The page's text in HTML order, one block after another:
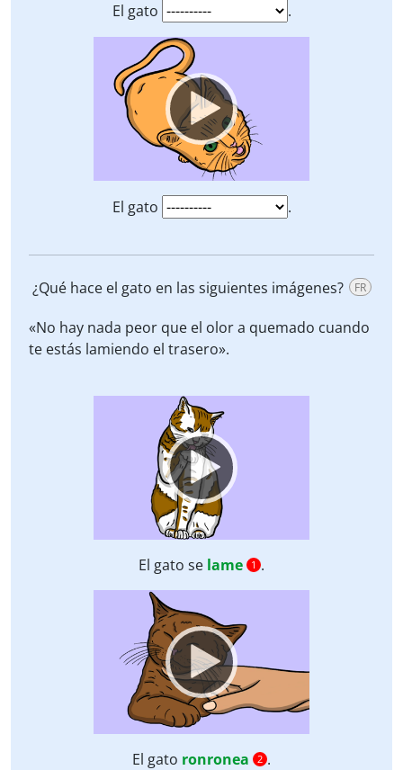
El gato
.
Player
El gato .
¿Qué hace el gato en las siguientes imágenes? FR
«No hay nada peor que el olor a quemado cuando
te estás lamiendo el trasero».
Video
Player
El gato se lame 1 .
Player
El gato ronronea 2 .